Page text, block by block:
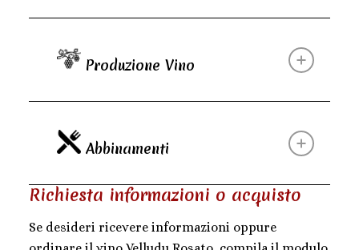
Produzione Vino
Abbinamenti
Richiesta informazioni o acquisto
Se desideri ricevere informazioni oppure